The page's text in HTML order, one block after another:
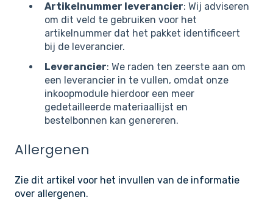
Artikelnummer leverancier: Wij adviseren
om dit veld te gebruiken voor het
artikelnummer dat het pakket identificeert
bij de leverancier.
Leverancier: We raden ten zeerste aan om
een leverancier in te vullen, omdat onze
inkoopmodule hierdoor een meer
gedetailleerde materiaallijst en
bestelbonnen kan genereren.
Allergenen
Zie dit artikel voor het invullen van de informatie
over allergenen.